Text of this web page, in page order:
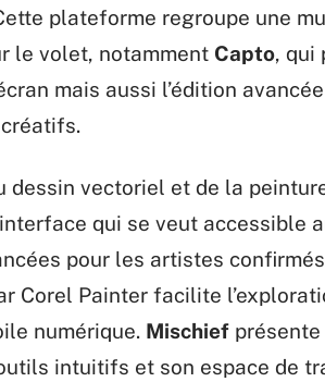
plateforme regroupe une
le volet, notamment Capto, qui
mais aussi l’édition
dessin vectoriel et de la
interface qui se veut
pour les artistes
Corel Painter facilite
numérique. Mischief
intuitifs et son espace de